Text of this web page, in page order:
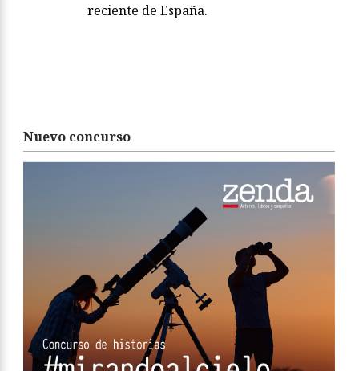
reciente de España.
Nuevo concurso